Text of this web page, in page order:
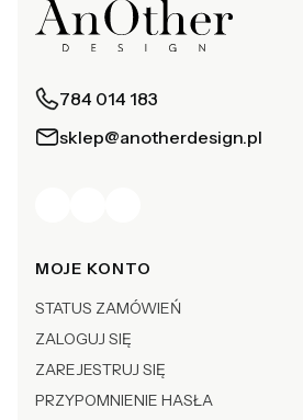
784 014 183
sklep@anotherdesign.pl
Linki w stopce
MOJE KONTO
STATUS ZAMÓWIEŃ
ZALOGUJ SIĘ
ZAREJESTRUJ SIĘ
PRZYPOMNIENIE HASŁA